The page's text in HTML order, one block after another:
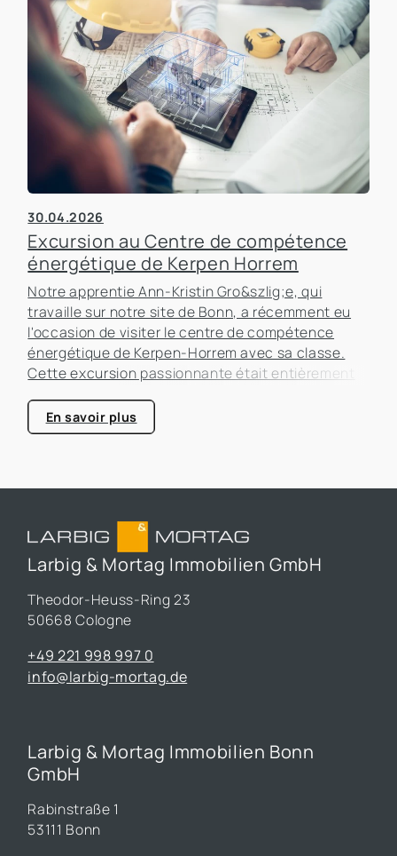
30.04.2026
Excursion au Centre de compétence
énergétique de Kerpen Horrem
Notre apprentie Ann-Kristin Gro&szlig;e, qui
travaille sur notre site de Bonn, a récemment eu
l'occasion de visiter le centre de compétence
énergétique de Kerpen-Horrem avec sa classe.
Cette excursion passionnante était entièrement
bâtiments, un sujet qui prend de plus en plus
d'importance dans le secteur immobilier.
En savoir plus
Larbig & Mortag Immobilien GmbH
Theodor-Heuss-Ring 23
50668 Cologne
+49 221 998 997 0
info@larbig-mortag.de
Larbig & Mortag Immobilien Bonn
GmbH
Rabinstraße 1
53111 Bonn